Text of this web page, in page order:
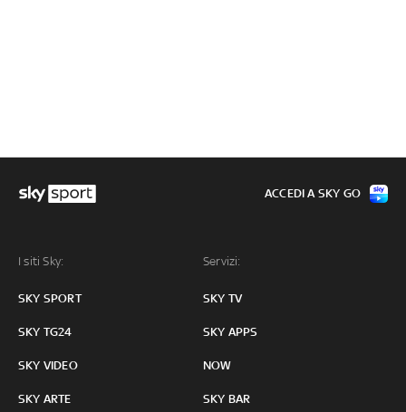
I siti Sky:
SKY SPORT
SKY TG24
SKY VIDEO
SKY ARTE
Servizi:
SKY TV
SKY APPS
NOW
SKY BAR
ACCEDI A SKY GO